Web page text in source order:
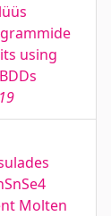
using
Molten